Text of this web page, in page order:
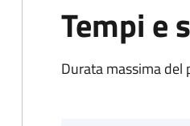
Tempi e
Durata massima